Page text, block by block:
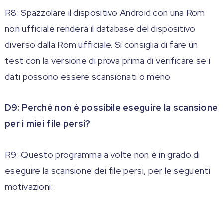
R8: Spazzolare il dispositivo Android con una Rom
non ufficiale renderà il database del dispositivo
diverso dalla Rom ufficiale. Si consiglia di fare un
test con la versione di prova prima di verificare se i
dati possono essere scansionati o meno.
D9: Perché non è possibile eseguire la scansione
per i miei file persi?
R9: Questo programma a volte non è in grado di
eseguire la scansione dei file persi, per le seguenti
motivazioni: